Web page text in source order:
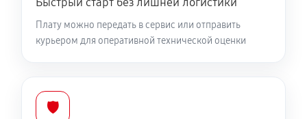
Плату можно передать в сервис или отправить
курьером для оперативной технической оценки
🛡️